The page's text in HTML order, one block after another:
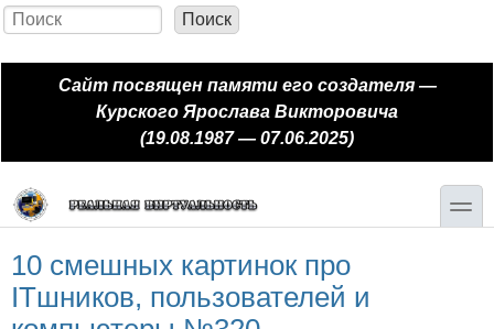
Перейти к основному содержанию
Skip to search
Форма поиска
Поиск
Сайт посвящен памяти его создателя —
Курского Ярослава Викторовича
(19.08.1987 — 07.06.2025)
toggle
10 смешных картинок про
ITшников, пользователей и